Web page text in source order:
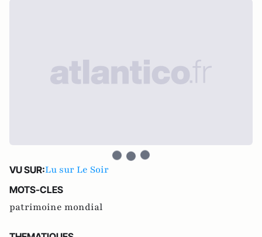
VU SUR:Lu sur Le Soir
MOTS-CLES
patrimoine mondial